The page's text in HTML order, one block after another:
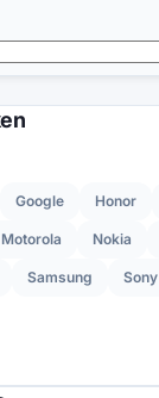
Google Honor
Motorola Nokia
Samsung Sony